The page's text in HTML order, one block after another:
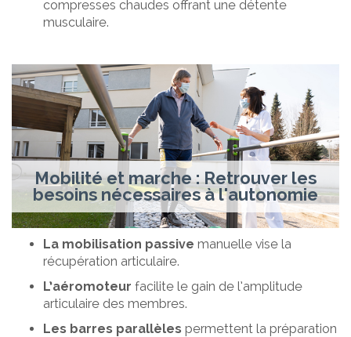
compresses chaudes offrant une détente
musculaire.
Mobilité et marche : Retrouver les
besoins nécessaires à l'autonomie
La mobilisation passive manuelle vise la
récupération articulaire.
L’aéromoteur facilite le gain de l’amplitude
articulaire des membres.
Les barres parallèles permettent la préparation